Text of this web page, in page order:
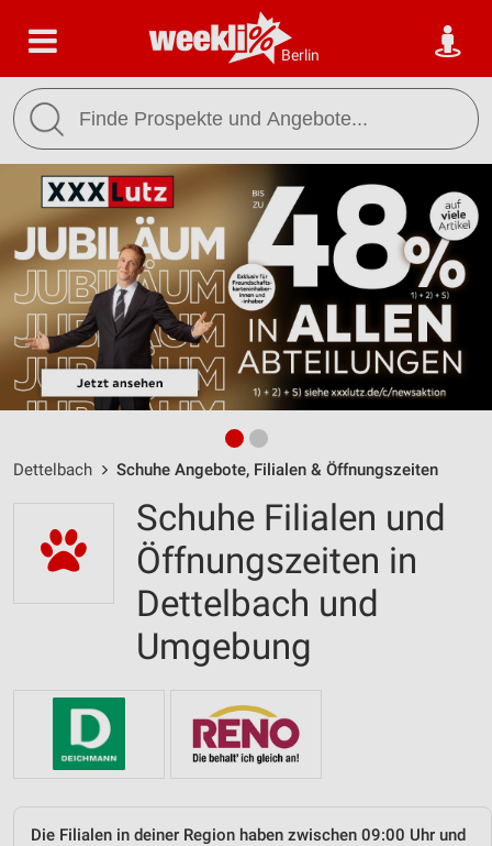
Berlin
Dettelbach Schuhe Angebote, Filialen & Öffnungszeiten
Schuhe Filialen und
Öffnungszeiten in
Dettelbach und
Umgebung
Die Filialen in deiner Region haben zwischen 09:00 Uhr und